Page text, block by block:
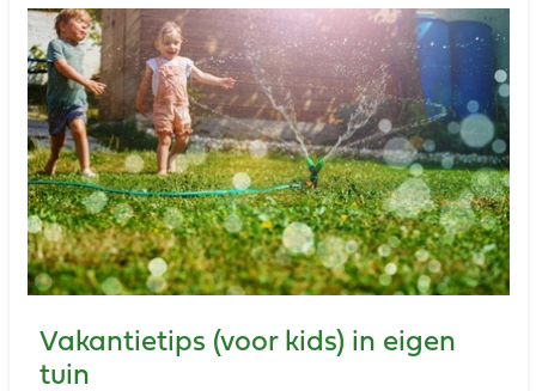
Vakantietips (voor kids) in eigen
tuin